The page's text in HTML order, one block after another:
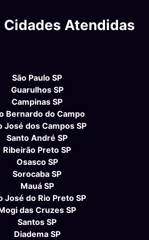
Atendidas
São Paulo SP
Guarulhos SP
Campinas SP
Bernardo do Campo
José dos Campos SP
Santo André SP
Ribeirão Preto SP
Osasco SP
Sorocaba SP
Mauá SP
José do Rio Preto SP
das Cruzes SP
Santos SP
Diadema SP